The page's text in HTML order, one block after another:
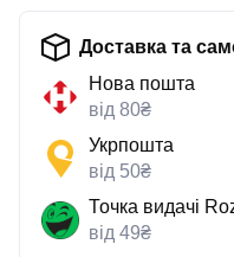
Доставка та
Нова пошта
від 80₴
Укрпошта
від 50₴
Точка видачі
від 49₴